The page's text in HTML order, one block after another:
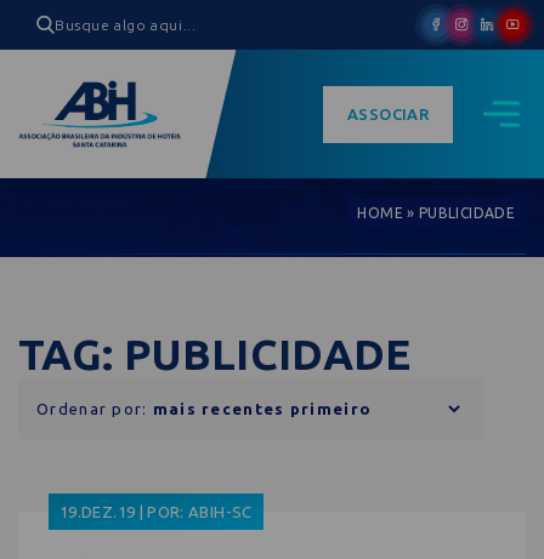
ASSOCIAR
HOME »PUBLICIDADE
TAG: PUBLICIDADE
Ordenar por:
19.DEZ.19 | POR: ABIH-SC